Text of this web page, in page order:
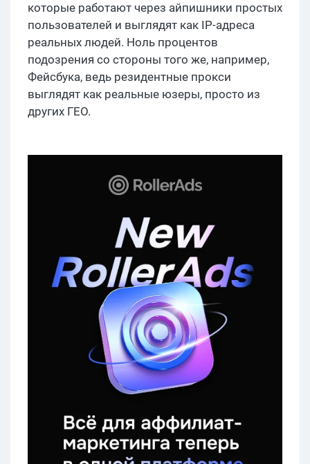
которые работают через айпишники простых
пользователей и выглядят как IP-адреса
реальных людей. Ноль процентов
подозрения со стороны того же, например,
Фейсбука, ведь резидентные прокси
выглядят как реальные юзеры, просто из
других ГЕО.